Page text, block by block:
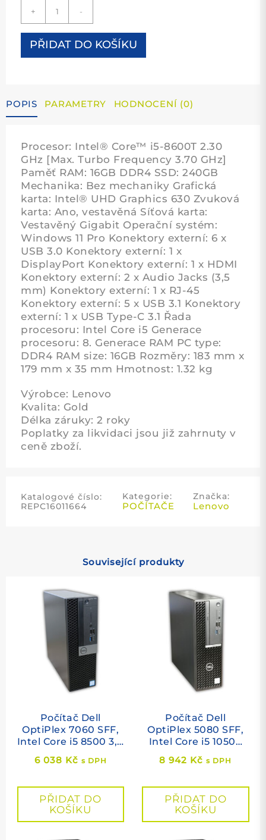
+
Lenovo
M720q
-
PŘIDAT DO KOŠÍKU
POPIS PARAMETRY HODNOCENÍ (0)
Procesor: Intel® Core™ i5-8600T 2.30
GHz [Max. Turbo Frequency 3.70 GHz]
Paměť RAM: 16GB DDR4 SSD: 240GB
Mechanika: Bez mechaniky Grafická
karta: Intel® UHD Graphics 630 Zvuková
karta: Ano, vestavěná Síťová karta:
Vestavěný Gigabit Operační systém:
Windows 11 Pro Konektory externí: 6 x
USB 3.0 Konektory externí: 1 x
DisplayPort Konektory externí: 1 x HDMI
Konektory externí: 2 x Audio Jacks (3,5
mm) Konektory externí: 1 x RJ-45
Konektory externí: 5 x USB 3.1 Konektory
externí: 1 x USB Type-C 3.1 Řada
procesoru: Intel Core i5 Generace
procesoru: 8. Generace RAM PC type:
DDR4 RAM size: 16GB Rozměry: 183 mm x
179 mm x 35 mm Hmotnost: 1.32 kg
Výrobce: Lenovo
Kvalita: Gold
Délka záruky: 2 roky
Poplatky za likvidaci jsou již zahrnuty v
ceně zboží.
Katalogové číslo:
REPC16011664
Kategorie:
POČÍTAČE
Značka:
Lenovo
Související produkty
Počítač Dell
OptiPlex 7060 SFF,
Intel Core i5 8500 3,0
GB SSD M.2 NVMe,
PRO
6 038 Kč s DPH
PŘIDAT DO
KOŠÍKU
Počítač Dell
OptiPlex 5080 SFF,
Intel Core i5 10500
256 GB SSD M.2
Windows 11 PRO
8 942 Kč s DPH
PŘIDAT DO
KOŠÍKU